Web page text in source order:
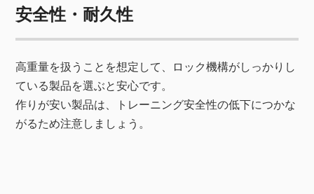
安全性・耐久性
高重量を扱うことを想定して、ロック機構がしっかりし
ている製品を選ぶと安心です。
作りが安い製品は、トレーニング安全性の低下につかな
がるため注意しましょう。